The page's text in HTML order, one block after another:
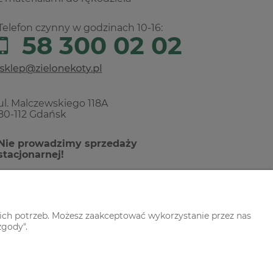
czynny w godzinach 10-16:
58 300 02 02
Malczewskiego 118A
112 Gdańsk
prowadzimy sprzedaży
potrzeb. Możesz zaakceptować wykorzystanie przez nas